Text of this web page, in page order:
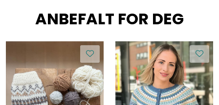
ANBEFALT FOR DEG